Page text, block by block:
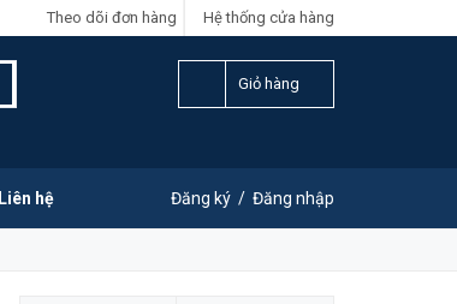
Hệ thống cửa hàng
Theo dõi đơn hàng
Giỏ hàng
Liên hệ Đăng ký / Đăng nhập
LIÊN HỆ ĐẶT HÀNG